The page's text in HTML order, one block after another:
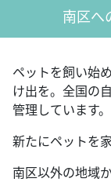
南区へ
ペットを飼い始
け出を。全国の
管理しています。
新たにペットを
南区以外の地域